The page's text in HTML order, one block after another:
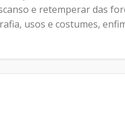
e retemperar das
usos e costumes,